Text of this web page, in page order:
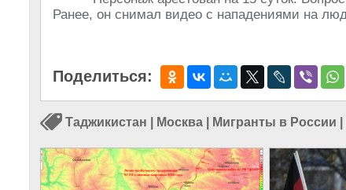
Ранее, он снимал видео с нападениями на
Поделиться:
Таджикистан Москва Мигранты в России